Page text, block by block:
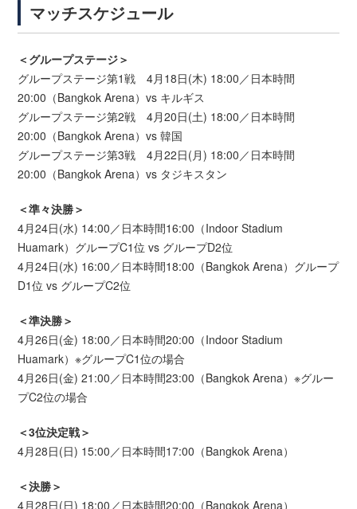
マッチスケジュール
＜グループステージ＞
グループステージ第1戦 4月18日(木) 18:00／日本時間
20:00（Bangkok Arena）vs キルギス
グループステージ第2戦 4月20日(土) 18:00／日本時間
20:00（Bangkok Arena）vs 韓国
グループステージ第3戦 4月22日(月) 18:00／日本時間
20:00（Bangkok Arena）vs タジキスタン
＜準々決勝＞
4月24日(水) 14:00／日本時間16:00（Indoor Stadium
Huamark）グループC1位 vs グループD2位
4月24日(水) 16:00／日本時間18:00（Bangkok Arena）グループ
D1位 vs グループC2位
＜準決勝＞
4月26日(金) 18:00／日本時間20:00（Indoor Stadium
Huamark）※グループC1位の場合
4月26日(金) 21:00／日本時間23:00（Bangkok Arena）※グルー
プC2位の場合
＜3位決定戦＞
4月28日(日) 15:00／日本時間17:00（Bangkok Arena）
＜決勝＞
4月28日(日) 18:00／日本時間20:00（Bangkok Arena）